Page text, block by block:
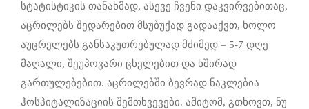
სტატისტიკის თანახმად, ასევე ჩვენი დაკვირვებითაც,
აცრილებს შედარებით მსუბუქად გადააქვთ, ხოლო
აუცრელებს განსაკუთრებულად მძიმედ – 5-7 დღე
მაღალი, შეუპოვარი ცხელებით და ხშირად
გართულებებით. აცრილებში ბევრად ნაკლებია
ჰოსპიტალიზაციის შემთხვევები. ამიტომ, გთხოვთ, ნუ